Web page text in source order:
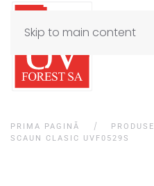
Skip to main content
PRIMA PAGINĂ PRODUSE
SCAUN CLASIC UVF0529S